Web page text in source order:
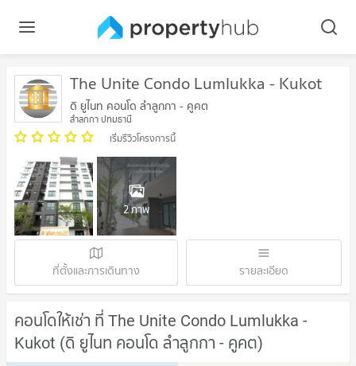
The Unite Condo Lumlukka - Kukot
ดิ ยูไนท คอนโด ลำลูกกา - คูคต
ลำลูกกา ปทุมธานี
เริ่มรีวิวโครงการนี้
2 ภาพ
ที่ตั้งและการเดินทาง รายละเอียด
คอนโดให้เช่า ที่ The Unite Condo Lumlukka -
Kukot (ดิ ยูไนท คอนโด ลำลูกกา - คูคต)